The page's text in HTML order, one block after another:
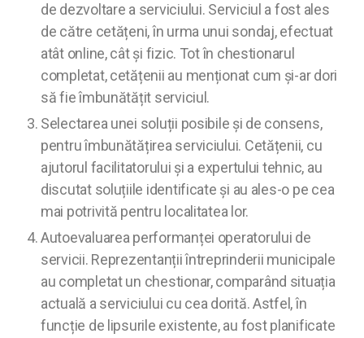
de dezvoltare a serviciului. Serviciul a fost ales
de către cetățeni, în urma unui sondaj, efectuat
atât online, cât și fizic. Tot în chestionarul
completat, cetățenii au menționat cum și-ar dori
să fie îmbunătățit serviciul.
Selectarea unei soluții posibile și de consens,
pentru îmbunătățirea serviciului. Cetățenii, cu
ajutorul facilitatorului și a expertului tehnic, au
discutat soluțiile identificate și au ales-o pe cea
mai potrivită pentru localitatea lor.
Autoevaluarea performanței operatorului de
servicii. Reprezentanții întreprinderii municipale
au completat un chestionar, comparând situația
actuală a serviciului cu cea dorită. Astfel, în
funcție de lipsurile existente, au fost planificate